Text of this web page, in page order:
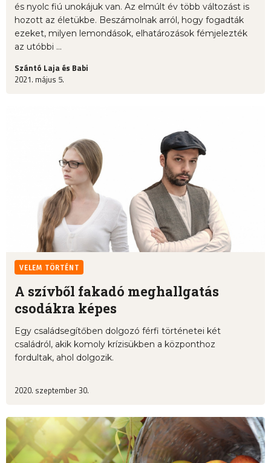
és nyolc fiú unokájuk van. Az elmúlt év több változást is
hozott az életükbe. Beszámolnak arról, hogy fogadták
ezeket, milyen lemondások, elhatározások fémjelezték
az utóbbi ...
Szántó Laja és Babi
2021. május 5.
VELEM TÖRTÉNT
A szívből fakadó meghallgatás
csodákra képes
Egy családsegítőben dolgozó férfi történetei két
családról, akik komoly krízisükben a központhoz
fordultak, ahol dolgozik.
2020. szeptember 30.